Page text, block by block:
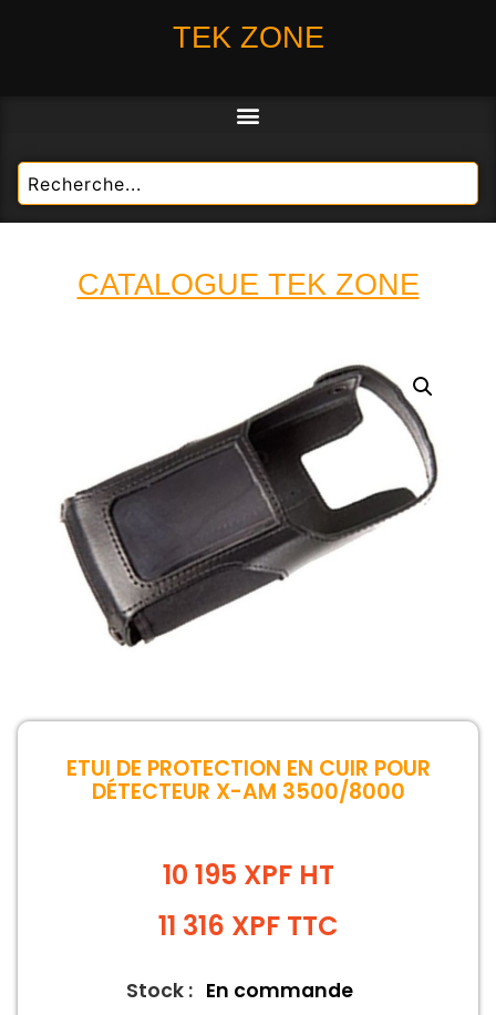
TEK ZONE
CATALOGUE TEK ZONE
ETUI DE PROTECTION EN CUIR POUR
DÉTECTEUR X-AM 3500/8000
10 195 XPF HT
11 316 XPFTTC
Stock : En commande